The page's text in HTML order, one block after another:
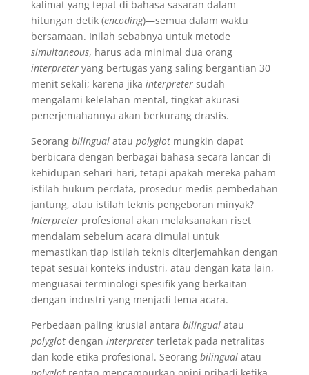
kalimat yang tepat di bahasa sasaran dalam
hitungan detik (encoding)—semua dalam waktu
bersamaan. Inilah sebabnya untuk metode
simultaneous, harus ada minimal dua orang
interpreter yang bertugas yang saling bergantian 30
menit sekali; karena jika interpreter sudah
mengalami kelelahan mental, tingkat akurasi
penerjemahannya akan berkurang drastis.
Seorang bilingual atau polyglot mungkin dapat
berbicara dengan berbagai bahasa secara lancar di
kehidupan sehari-hari, tetapi apakah mereka paham
istilah hukum perdata, prosedur medis pembedahan
jantung, atau istilah teknis pengeboran minyak?
Interpreter profesional akan melaksanakan riset
mendalam sebelum acara dimulai untuk
memastikan tiap istilah teknis diterjemahkan dengan
tepat sesuai konteks industri, atau dengan kata lain,
menguasai terminologi spesifik yang berkaitan
dengan industri yang menjadi tema acara.
Perbedaan paling krusial antara bilingual atau
polyglot dengan interpreter terletak pada netralitas
dan kode etika profesional. Seorang bilingual atau